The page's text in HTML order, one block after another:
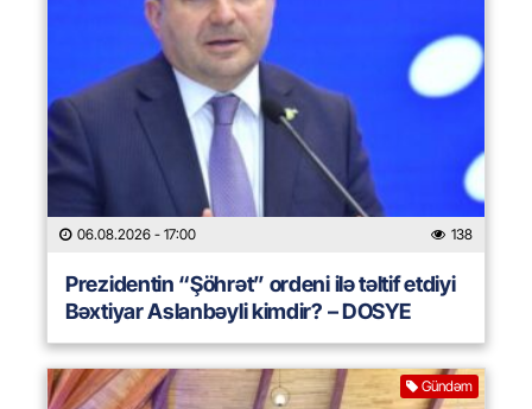
06.08.2026 - 17:00 138
Prezidentin “Şöhrət” ordeni ilə təltif etdiyi
Bəxtiyar Aslanbəyli kimdir? – DOSYE
Gündəm